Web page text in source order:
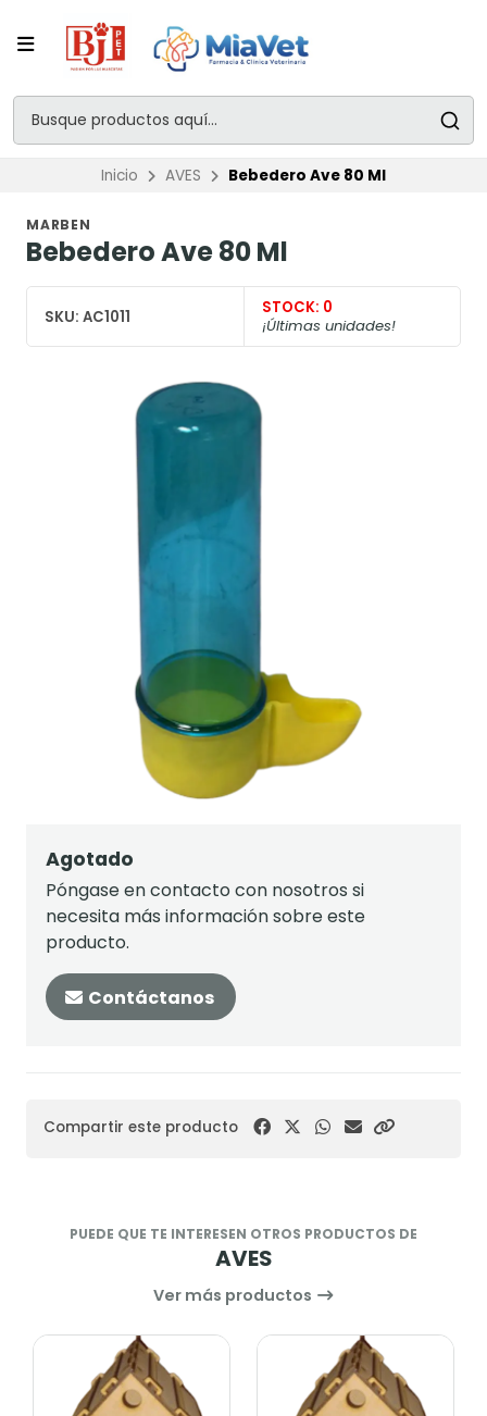
Inicio AVES Bebedero Ave 80 Ml
MARBEN
Bebedero Ave 80 Ml
SKU: AC1011 STOCK: 0
¡Últimas unidades!
Agotado
Póngase en contacto con nosotros si
necesita más información sobre este
producto.
Contáctanos
Compartir este producto
PUEDE QUE TE INTERESEN OTROS PRODUCTOS DE
AVES
Ver más productos